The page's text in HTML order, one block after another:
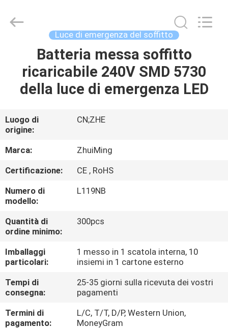
PRODOTTI
CIRCA
NOI
GIRO
DELLA
FABBRICA
CONTROLLO
DI
QUALITÀ
CONTATTICI
Dreamy
Technology
Luce di emergenza del soffitto
Batteria messa soffitto
ricaricabile 240V SMD 5730
della luce di emergenza LED
Luogo di
origine:
CN;ZHE
Marca:
ZhuiMing
Certificazione:
CE , RoHS
Numero di
modello:
L119NB
Quantità di
ordine minimo:
300pcs
Imballaggi
particolari:
1 messo in 1 scatola interna, 10
insiemi in 1 cartone esterno
Tempi di
consegna:
25-35 giorni sulla ricevuta dei vostri
pagamenti
Termini di
pagamento:
L/C, T/T, D/P, Western Union,
MoneyGram